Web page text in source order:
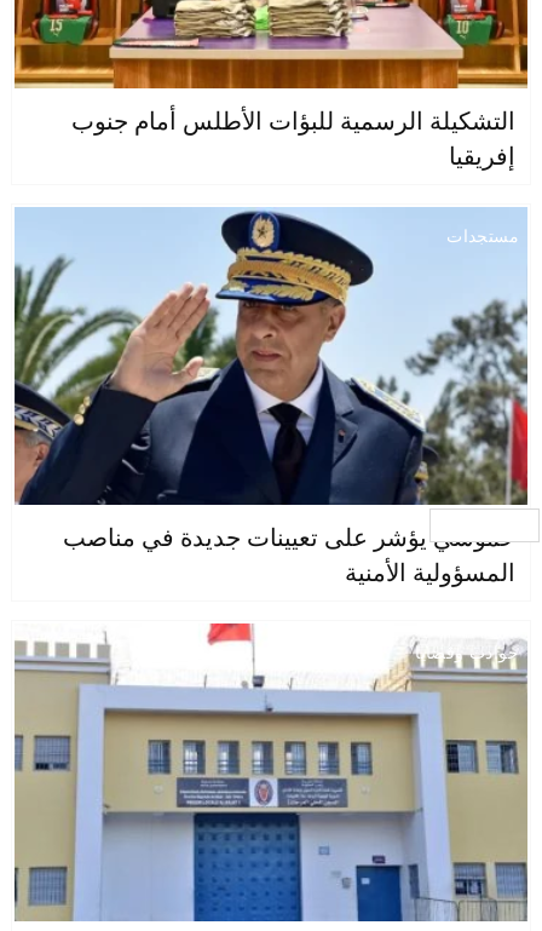
التشكيلة الرسمية للبؤات الأطلس أمام جنوب
إفريقيا
مستجدات
حموشي يؤشر على تعيينات جديدة في مناصب
المسؤولية الأمنية
حوادث وقضايا